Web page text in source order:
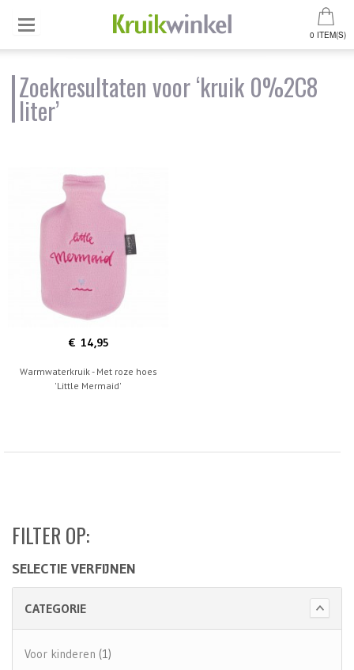
0 ITEM(S)
Zoekresultaten voor ‘kruik 0%2C8
liter’
€ 14,95
Warmwaterkruik - Met roze hoes
'Little Mermaid'
FILTER OP:
SELECTIE VERFIJNEN
CATEGORIE
Voor kinderen (1)